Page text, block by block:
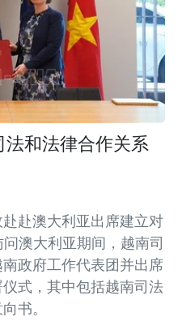
和法律合作关系
赴澳大利亚出席建立对
澳大利亚期间，越南司
政府工作代表团并出席
式，其中包括越南司法
书。